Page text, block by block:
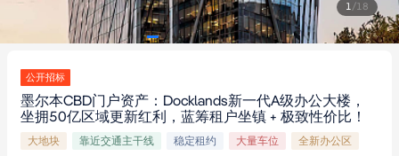
1/18
公开招标
墨尔本CBD门户资产：Docklands新一代A级办公大楼，
坐拥50亿区域更新红利，蓝筹租户坐镇 + 极致性价比！
大地块 靠近交通主干线 稳定租约 大量车位 全新办公区